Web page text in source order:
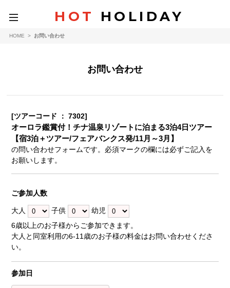
toggle
navigation
HOT HOLIDAY
HOME > お問い合わせ
お問い合わせ
[ツアーコード ： 7302]
オーロラ鑑賞付！チナ温泉リゾートに泊まる3泊4日ツアー
【宿3泊＋ツアー/フェアバンクス発/11月～3月】
の問い合わせフォームです。必須マークの欄には必ずご記入を
お願いします。
ご参加人数
大人 子供
幼児
6歳以上のお子様からご参加できます。
大人と同室利用の6-11歳のお子様の料金はお問い合わせくださ
い。
参加日